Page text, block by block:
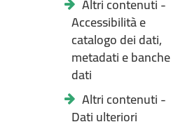
Accessibilità e
catalogo dei dati,
metadati e banche
dati
Altri contenuti -
Dati ulteriori